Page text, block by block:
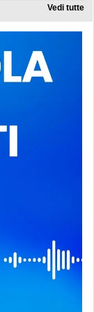
Vedi tutte